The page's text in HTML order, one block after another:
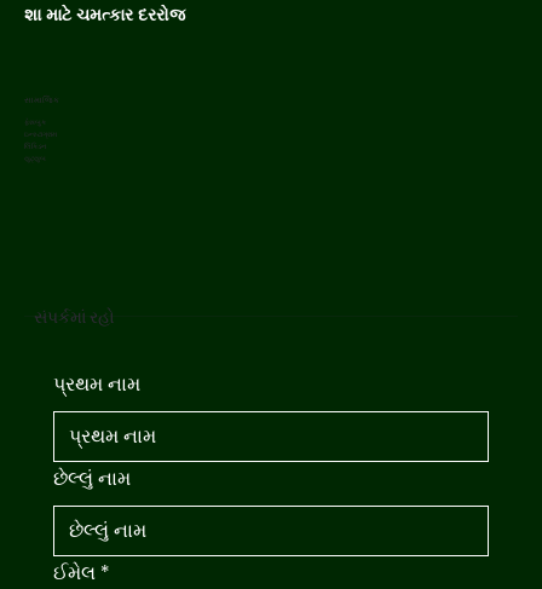
સંપર્કમાં રહો
પ્રથમ નામ
છેલ્લું નામ
ઈમેલ *
શા માટે ચમત્કાર દરરોજ
સામાજિક
ફેસબુક
ઇન્સ્ટાગ્રામ
લિંક્ડિન
યુટ્યુબ